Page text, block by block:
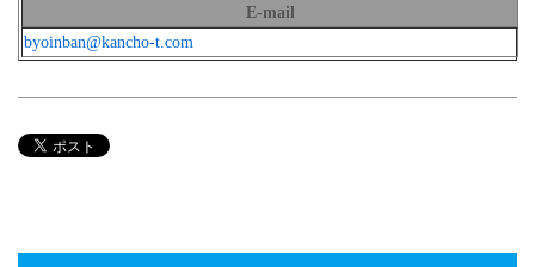
E-mail
byoinban@kancho-t.com